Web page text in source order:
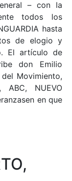
– con la
todos los
hasta
de elogio y
El artículo de
don Emilio
Movimiento,
ABC, NUEVO
en que